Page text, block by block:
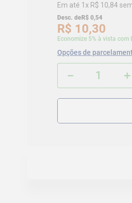
Em até 1x R$ 10,84
Desc. deR$ 0,54
R$ 10,30
Economize 5% à vista com
Opções de
＋
－